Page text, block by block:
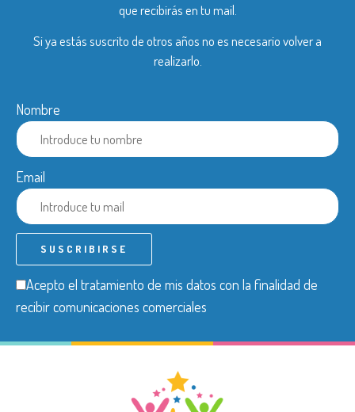
que recibirás en tu mail.
Si ya estás suscrito de otros años no es necesario volver a
realizarlo.
Nombre
Email
Acepto el tratamiento de mis datos con la finalidad de
recibir comunicaciones comerciales